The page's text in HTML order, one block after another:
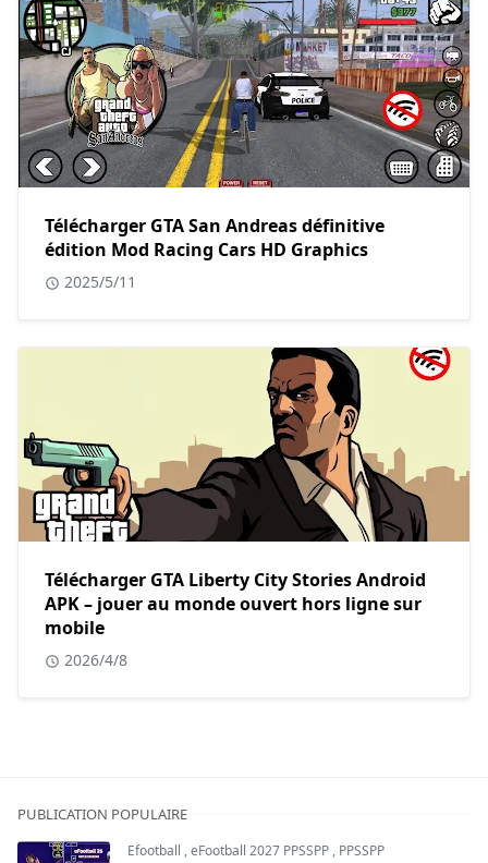
Télécharger GTA San Andreas définitive
édition Mod Racing Cars HD Graphics
2025/5/11
Télécharger GTA Liberty City Stories Android
APK – jouer au monde ouvert hors ligne sur
mobile
2026/4/8
PUBLICATION POPULAIRE
Efootball ,eFootball 2027 PPSSPP, PPSSPP